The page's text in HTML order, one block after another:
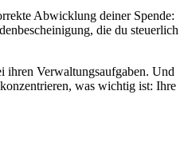
Abwicklung deiner Spende:
die du steuerlich
ihren Verwaltungsaufgaben. Und
was wichtig ist: Ihre